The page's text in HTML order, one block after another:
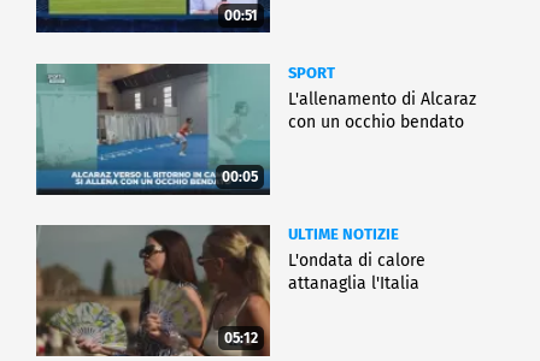
00:51
00:05
SPORT
L'allenamento di Alcaraz
con un occhio bendato
05:12
ULTIME NOTIZIE
L'ondata di calore
attanaglia l'Italia